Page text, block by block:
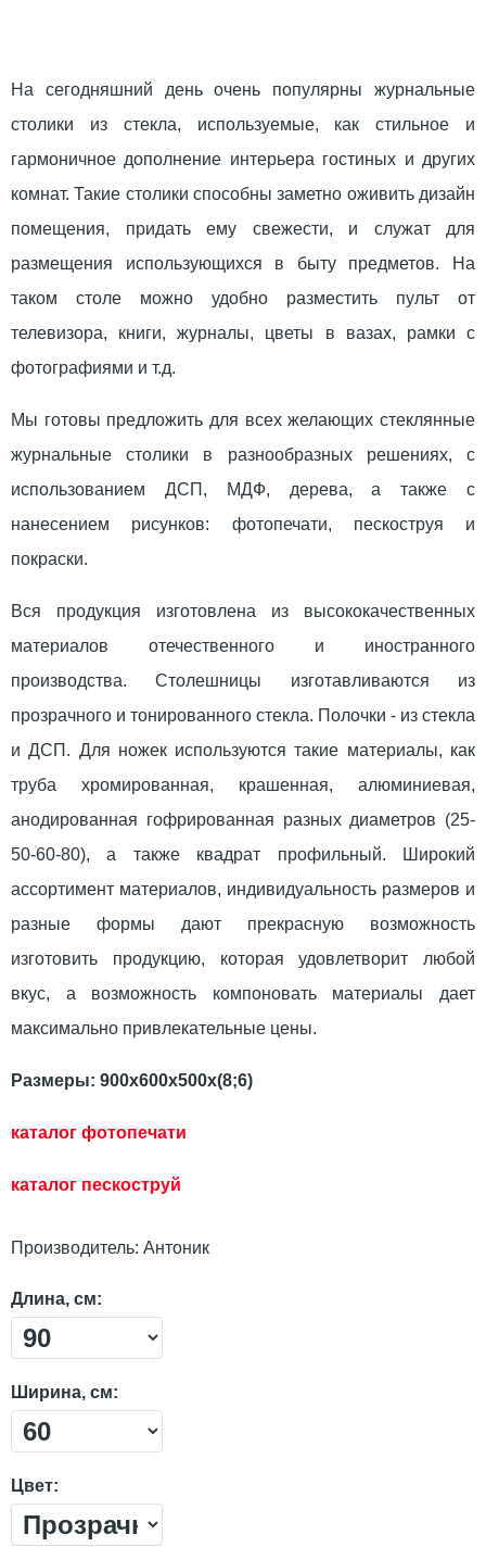
На сегодняшний день очень популярны журнальные
столики из стекла, используемые, как стильное и
гармоничное дополнение интерьера гостиных и других
комнат. Такие столики способны заметно оживить дизайн
помещения, придать ему свежести, и служат для
размещения использующихся в быту предметов. На
таком столе можно удобно разместить пульт от
телевизора, книги, журналы, цветы в вазах, рамки с
фотографиями и т.д.
Мы готовы предложить для всех желающих стеклянные
журнальные столики в разнообразных решениях, с
использованием ДСП, МДФ, дерева, а также с
нанесением рисунков: фотопечати, пескоструя и
покраски.
Вся продукция изготовлена из высококачественных
материалов отечественного и иностранного
производства. Столешницы изготавливаются из
прозрачного и тонированного стекла. Полочки - из стекла
и ДСП. Для ножек используются такие материалы, как
труба хромированная, крашенная, алюминиевая,
анодированная гофрированная разных диаметров (25-
50-60-80), а также квадрат профильный. Широкий
ассортимент материалов, индивидуальность размеров и
разные формы дают прекрасную возможность
изготовить продукцию, которая удовлетворит любой
вкус, а возможность компоновать материалы дает
максимально привлекательные цены.
Размеры: 900х600х500х(8;6)
каталог фотопечати
каталог пескоструй
Производитель: Антоник
Длина, см:
Ширина, см:
Цвет: